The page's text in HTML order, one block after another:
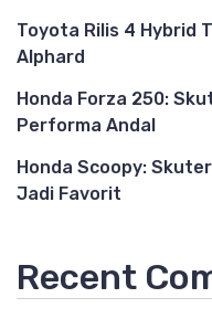
Toyota Rilis 4 Hybrid
Alphard
Honda Forza 250:
Performa Andal
Honda Scoopy:
Jadi Favorit
Recent